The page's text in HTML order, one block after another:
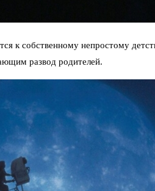
к собственному непростому
развод родителей.